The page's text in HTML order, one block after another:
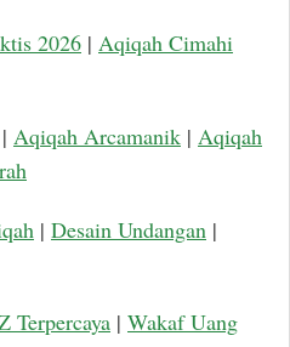
2026 | Aqiqah Cimahi
| Aqiqah Arcamanik | Aqiqah
| Desain Undangan |
Terpercaya | Wakaf Uang